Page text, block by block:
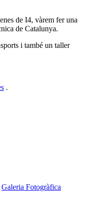
de I4, vàrem fer una
de Catalunya.
i també un taller
.
Galeria Fotogràfica